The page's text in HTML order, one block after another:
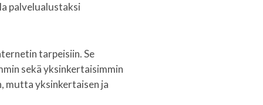
palvelualustaksi
tarpeisiin. Se
sekä yksinkertaisimmin
mutta yksinkertaisen ja